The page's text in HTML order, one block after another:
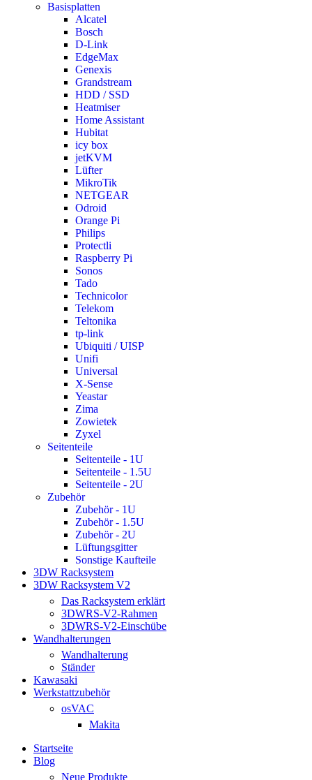
Basisplatten
Alcatel
Bosch
D-Link
EdgeMax
Genexis
Grandstream
HDD / SSD
Heatmiser
Home Assistant
Hubitat
icy box
jetKVM
Lüfter
MikroTik
NETGEAR
Odroid
Orange Pi
Philips
Protectli
Raspberry Pi
Sonos
Tado
Technicolor
Telekom
Teltonika
tp-link
Ubiquiti / UISP
Unifi
Universal
X-Sense
Yeastar
Zima
Zowietek
Zyxel
Seitenteile
Seitenteile - 1U
Seitenteile - 1.5U
Seitenteile - 2U
Zubehör
Zubehör - 1U
Zubehör - 1.5U
Zubehör - 2U
Lüftungsgitter
Sonstige Kaufteile
3DW Racksystem
3DW Racksystem V2
Das Racksystem erklärt
3DWRS-V2-Rahmen
3DWRS-V2-Einschübe
Wandhalterungen
Wandhalterung
Ständer
Kawasaki
Werkstattzubehör
osVAC
Makita
Startseite
Blog
Neue Produkte